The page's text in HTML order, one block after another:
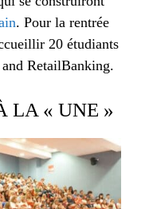
. Pour la rentrée
20 étudiants
RetailBanking.
LA « UNE »